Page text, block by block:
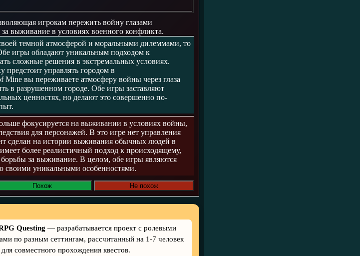
игрокам пережить войну глазами
выживание в условиях военного конфликта.
темной атмосферой и моральными дилеммами, то
игры обладают уникальным подходом к
сложные решения в экстремальных условиях.
предстоит управлять городом в
вы переживаете атмосферу войны через глаза
в разрушенном городе. Обе игры заставляют
ценностях, но делают это совершенно по-
фокусируется на выживании в условиях войны,
для персонажей. В это игре нет управления
сделан на истории выживания обычных людей в
более реалистичный подход к происходящему,
за выживание. В целом, обе игры являются
своими уникальными особенностями.
Похож Не похож
Questing — разрабатывается проект с ролевыми
по разным сеттингам, рассчитанный на 1-7 человек
для совместного прохождения квестов.